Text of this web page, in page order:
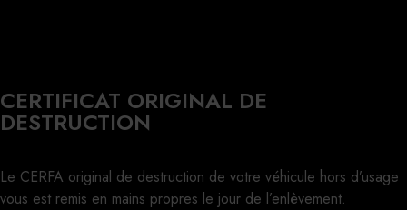
CERTIFICAT ORIGINAL DE
DESTRUCTION
Le CERFA original de destruction de votre véhicule hors d’usage
vous est remis en mains propres le jour de l’enlèvement.